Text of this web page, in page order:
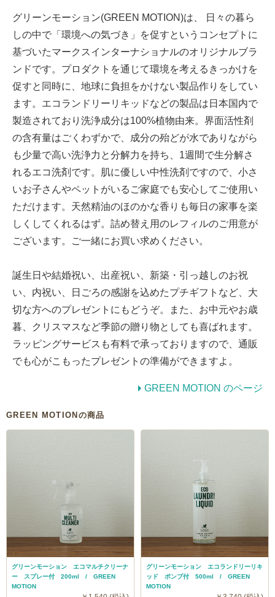
グリーンモーション(GREEN MOTION)は、 日々の暮ら
しの中で「環境への気づき」を促すというコンセプトに
基づいたマークスインターナショナルのオリジナルブラ
ンドです。プロダクトを通じて環境を考えるきっかけを
促すと同時に、地球に負担をかけない製品作りをしてい
ます。エコランドリーリキッドなどの製品は日本国内で
製造されており洗浄成分は100%植物由来。界面活性剤
の含有量はごくわずかで、成分の殆どが水でありながら
も少量で高い洗浄力と分解力を持ち、1週間で生分解さ
れるエコ洗剤です。肌に優しい中性洗剤ですので、小さ
いお子さんやペットがいるご家庭でも安心してご使用い
ただけます。天然精油のほのかな香りも毎日の家事を楽
しくしてくれるはず。詰め替え用のレフィルのご用意が
ございます。ご一緒にお買い求めください。
誕生日や結婚祝い、出産祝い、新築・引っ越しのお祝
い、内祝い、日ごろの感謝を込めたプチギフトなど、大
切な方へのプレゼントにもどうぞ。また、お中元やお歳
暮、クリスマスなど季節の贈り物としても喜ばれます。
ラッピングサービスも有料で承っておりますので、通販
でも心がこもったプレゼントの準備ができますよ。
GREEN MOTION のページ
GREEN MOTIONの商品
グリーンモーション エコマルチクリーナ
ー スプレー付 200ml / GREEN
MOTION
グリーンモーション エコランドリーリキ
ッド ポンプ付 500ml / GREEN
MOTION